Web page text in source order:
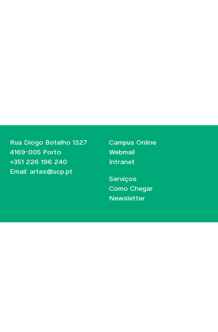
Rua Diogo Botelho 1327
4169-005 Porto
+351 226 196 240
Email: artes@ucp.pt
Campus Online
Webmail
Intranet
Serviços
Como Chegar
Newsletter